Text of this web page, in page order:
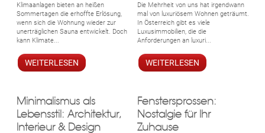
ok t in up
Klimaanlagen bieten an heißen
Sommertagen die erhoffte Erlösung,
wenn sich die Wohnung wieder zur
unerträglichen Sauna entwickelt. Doch
kann Klimate...
WEITERLESEN
Die Mehrheit von uns hat irgendwann
mal von luxuriösem Wohnen geträumt.
In Österreich gibt es viele
Luxusimmobilien, die die
Anforderungen an luxuri...
WEITERLESEN
Minimalismus als
Lebensstil: Architektur,
Interieur & Design
Fenstersprossen:
Nostalgie für Ihr
Zuhause